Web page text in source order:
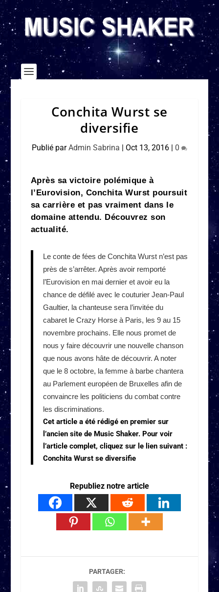
Conchita Wurst se
diversifie
Publié parAdmin Sabrina | Oct 13, 2016| 0
Après sa victoire polémique à
l’Eurovision, Conchita Wurst poursuit
sa carrière et pas vraiment dans le
domaine attendu. Découvrez son
actualité.
Le conte de fées de Conchita Wurst n’est pas
près de s’arrêter. Après avoir remporté
l’Eurovision en mai dernier et avoir eu la
chance de défilé avec le couturier Jean-Paul
Gaultier, la chanteuse sera l’invitée du
cabaret le Crazy Horse à Paris, les 9 au 15
novembre prochains. Elle nous promet de
nous y faire découvrir une nouvelle chanson
que nous avons hâte de découvrir. A noter
que le 8 octobre, la femme à barbe chantera
au Parlement européen de Bruxelles afin de
convaincre les politiciens du combat contre
les discriminations.
Cet article a été rédigé en premier sur
l’ancien site de Music Shaker. Pour voir
l’article complet, cliquez sur le lien suivant :
Conchita Wurst se diversifie
Republiez notre article
PARTAGER: